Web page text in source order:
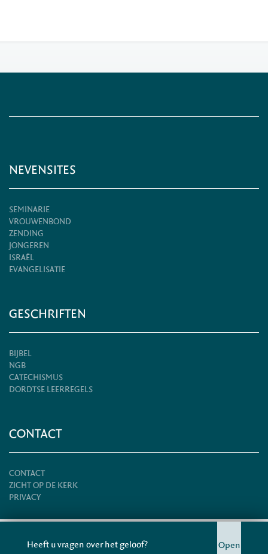
NEVENSITES
SEMINARIE
VROUWENBOND
ZENDING
JONGEREN
ISRAËL
EVANGELISATIE
GESCHRIFTEN
BIJBEL
NGB
CATECHISMUS
DORDTSE LEERREGELS
CONTACT
CONTACT
ZICHT OP DE KERK
PRIVACY
© HERSTELD HERVORMDE KERK 2026
Heeft u vragen over het geloof? Open